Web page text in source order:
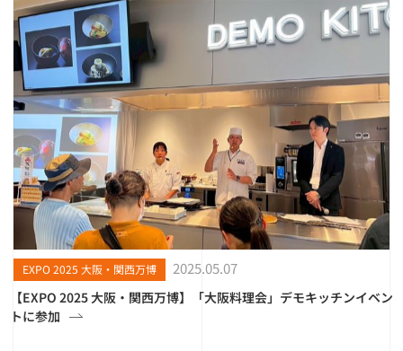
EXPO 2025 大阪・関西万博 2025.05.07
【EXPO 2025 大阪・関西万博】「大阪料理会」デモキッチンイベン
トに参加